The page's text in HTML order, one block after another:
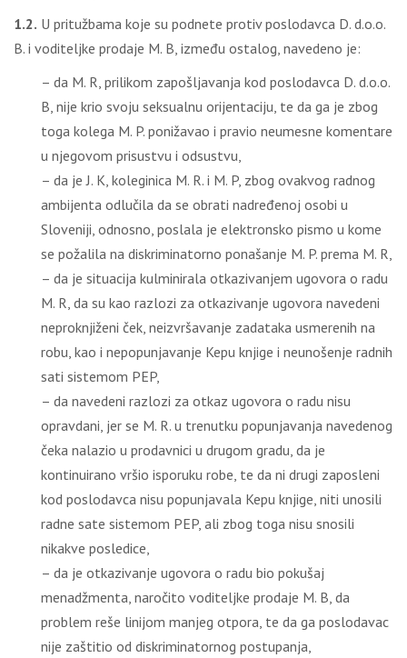
1.2. U pritužbama koje su podnete protiv poslodavca D. d.o.o.
B. i voditeljke prodaje M. B, između ostalog, navedeno je:
– da M. R, prilikom zapošljavanja kod poslodavca D. d.o.o.
B, nije krio svoju seksualnu orijentaciju, te da ga je zbog
toga kolega M. P. ponižavao i pravio neumesne komentare
u njegovom prisustvu i odsustvu,
– da je J. K, koleginica M. R. i M. P, zbog ovakvog radnog
ambijenta odlučila da se obrati nadređenoj osobi u
Sloveniji, odnosno, poslala je elektronsko pismo u kome
se požalila na diskriminatorno ponašanje M. P. prema M. R,
– da je situacija kulminirala otkazivanjem ugovora o radu
M. R, da su kao razlozi za otkazivanje ugovora navedeni
neproknjiženi ček, neizvršavanje zadataka usmerenih na
robu, kao i nepopunjavanje Kepu knjige i neunošenje radnih
sati sistemom PEP,
– da navedeni razlozi za otkaz ugovora o radu nisu
opravdani, jer se M. R. u trenutku popunjavanja navedenog
čeka nalazio u prodavnici u drugom gradu, da je
kontinuirano vršio isporuku robe, te da ni drugi zaposleni
kod poslodavca nisu popunjavala Kepu knjige, niti unosili
radne sate sistemom PEP, ali zbog toga nisu snosili
nikakve posledice,
– da je otkazivanje ugovora o radu bio pokušaj
menadžmenta, naročito voditeljke prodaje M. B, da
problem reše linijom manjeg otpora, te da ga poslodavac
nije zaštitio od diskriminatornog postupanja,